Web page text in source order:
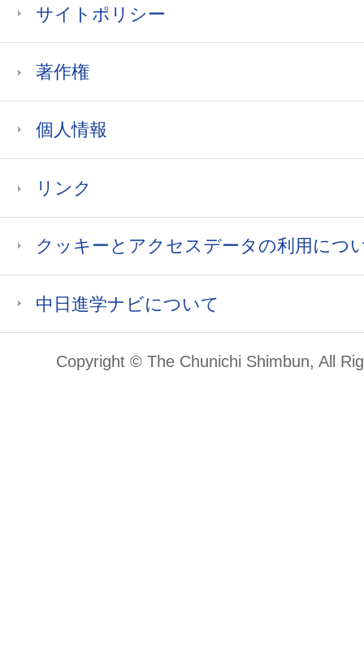
サイトポリシー
著作権
個人情報
リンク
クッキーとアクセスデータの利用につ
中日進学ナビについて
Copyright © The Chunichi Shimbun, All